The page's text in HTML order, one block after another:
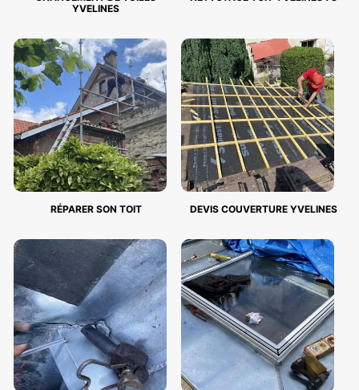
YVELINES
RÉPARER SON TOIT DEVIS COUVERTURE YVELINES